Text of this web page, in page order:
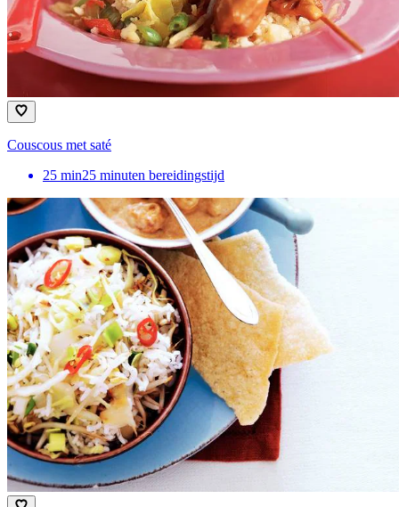
Couscous met saté
25 min25 minuten bereidingstijd